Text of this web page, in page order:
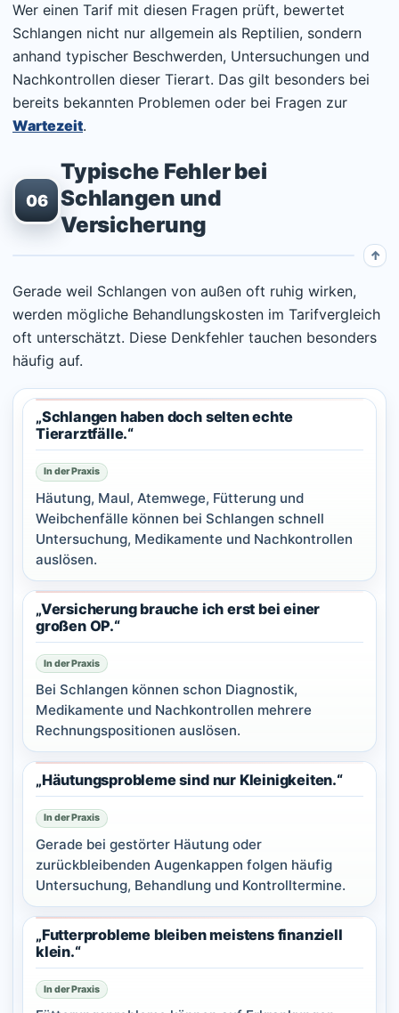
Wer einen Tarif mit diesen Fragen prüft, bewertet
Schlangen nicht nur allgemein als Reptilien, sondern
anhand typischer Beschwerden, Untersuchungen und
Nachkontrollen dieser Tierart. Das gilt besonders bei
bereits bekannten Problemen oder bei Fragen zur
Wartezeit.
06
Typische Fehler bei
Schlangen und
Versicherung
Gerade weil Schlangen von außen oft ruhig wirken,
werden mögliche Behandlungskosten im Tarifvergleich
oft unterschätzt. Diese Denkfehler tauchen besonders
häufig auf.
„Schlangen haben doch selten echte
Tierarztfälle.“
In der Praxis
Häutung, Maul, Atemwege, Fütterung und
Weibchenfälle können bei Schlangen schnell
Untersuchung, Medikamente und Nachkontrollen
auslösen.
„Versicherung brauche ich erst bei einer
großen OP.“
In der Praxis
Bei Schlangen können schon Diagnostik,
Medikamente und Nachkontrollen mehrere
Rechnungspositionen auslösen.
„Häutungsprobleme sind nur Kleinigkeiten.“
In der Praxis
Gerade bei gestörter Häutung oder
zurückbleibenden Augenkappen folgen häufig
Untersuchung, Behandlung und Kontrolltermine.
„Futterprobleme bleiben meistens finanziell
klein.“
In der Praxis